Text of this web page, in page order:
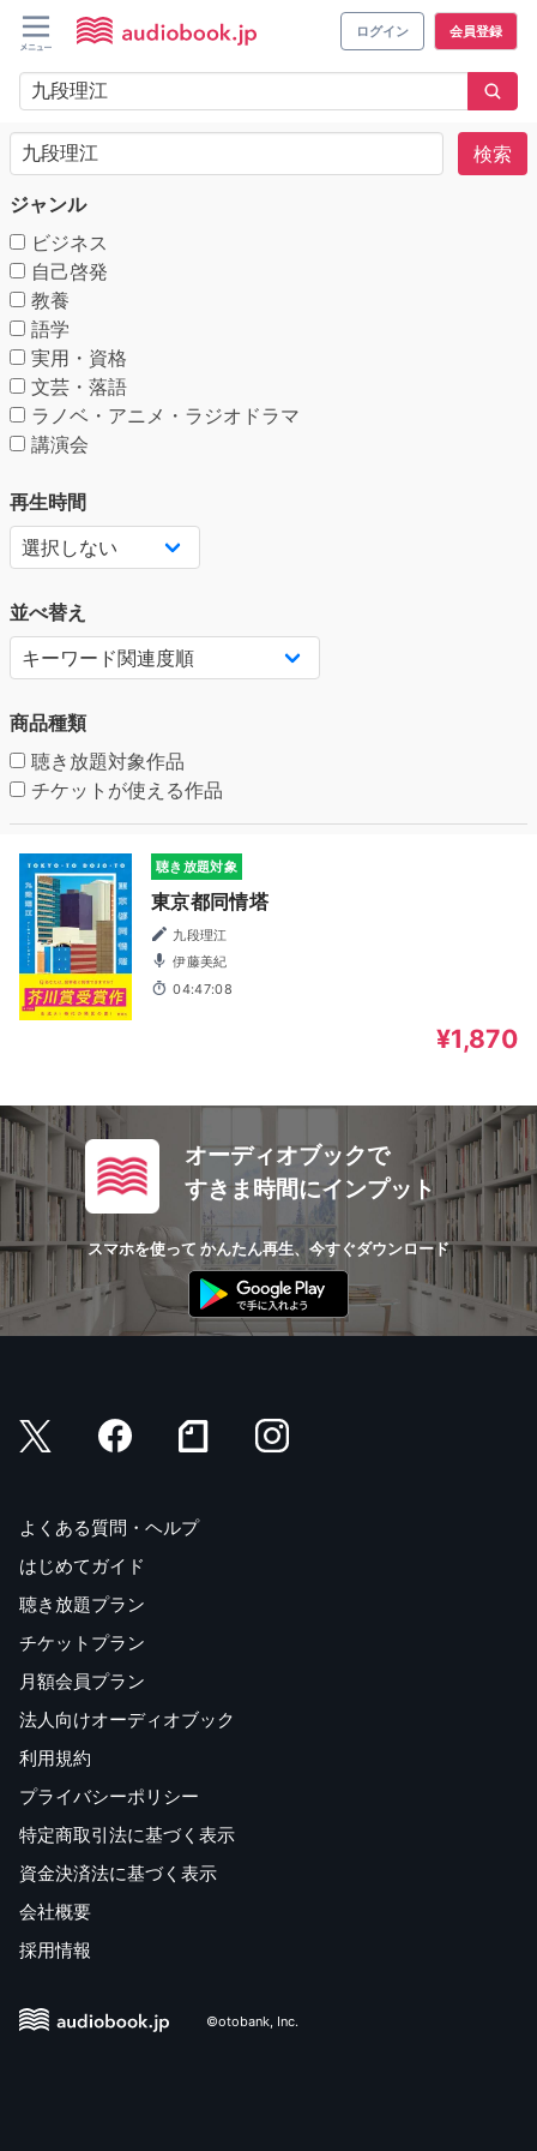
ログイン 会員登録
検索
ジャンル
ビジネス
自己啓発
教養
語学
実用・資格
文芸・落語
ラノベ・アニメ・ラジオドラマ
講演会
再生時間
並べ替え
商品種類
聴き放題対象作品
チケットが使える作品
聴き放題対象
東京都同情塔
九段理江
伊藤美紀
04:47:08
¥1,870
オーディオブックで
すきま時間にインプット
スマホを使って かんたん再生、今すぐダウンロード
よくある質問・ヘルプ
はじめてガイド
聴き放題プラン
チケットプラン
月額会員プラン
法人向けオーディオブック
利用規約
プライバシーポリシー
特定商取引法に基づく表示
資金決済法に基づく表示
会社概要
採用情報
©otobank, Inc.